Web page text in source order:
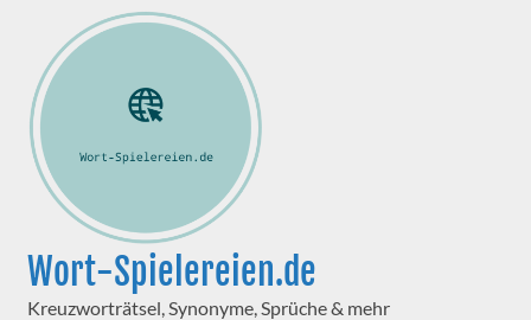
Wort-Spielereien.de
Kreuzworträtsel, Synonyme, Sprüche & mehr